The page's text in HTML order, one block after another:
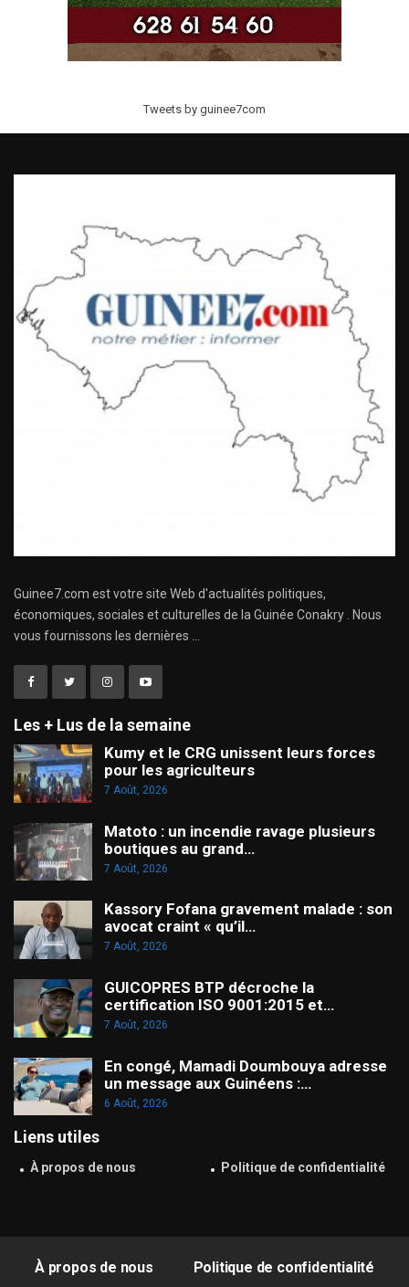
Tweets by guinee7com
Guinee7.com est votre site Web d'actualités politiques,
économiques, sociales et culturelles de la Guinée Conakry . Nous
vous fournissons les dernières ...
Les + Lus de la semaine
Kumy et le CRG unissent leurs forces
pour les agriculteurs
7 Août, 2026
Matoto : un incendie ravage plusieurs
boutiques au grand…
7 Août, 2026
Kassory Fofana gravement malade : son
avocat craint « qu’il…
7 Août, 2026
GUICOPRES BTP décroche la
certification ISO 9001:2015 et…
7 Août, 2026
En congé, Mamadi Doumbouya adresse
un message aux Guinéens :…
6 Août, 2026
Liens utiles
À propos de nous Politique de confidentialité
À propos de nous Politique de confidentialité